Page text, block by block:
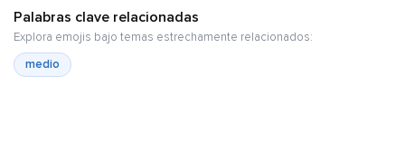
Palabras clave relacionadas
Explora emojis bajo temas estrechamente relacionados:
medio